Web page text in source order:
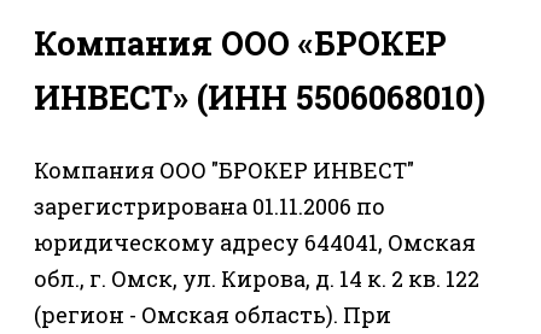
Компания ООО «БРОКЕР
ИНВЕСТ» (ИНН 5506068010)
Компания ООО "БРОКЕР ИНВЕСТ"
зарегистрирована 01.11.2006 по
юридическому адресу 644041, Омская
обл., г. Омск, ул. Кирова, д. 14 к. 2 кв. 122
(регион - Омская область). При